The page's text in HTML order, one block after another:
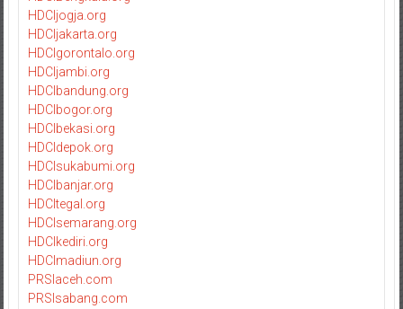
HDCIjogja.org
HDCIjakarta.org
HDCIgorontalo.org
HDCIjambi.org
HDCIbandung.org
HDCIbogor.org
HDCIbekasi.org
HDCIdepok.org
HDCIsukabumi.org
HDCIbanjar.org
HDCItegal.org
HDCIsemarang.org
HDCIkediri.org
HDCImadiun.org
PRSIaceh.com
PRSIsabang.com